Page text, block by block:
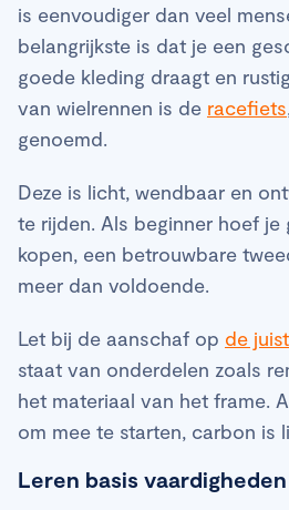
is eenvoudiger dan veel
belangrijkste is dat je een
goede kleding draagt en
van wielrennen is de racefiets
genoemd.
Deze is licht, wendbaar en
te rijden. Als beginner hoef
kopen, een betrouwbare
meer dan voldoende.
Let bij de aanschaf op de
staat van onderdelen zoals
het materiaal van het frame.
om mee te starten, carbon is
Leren basis